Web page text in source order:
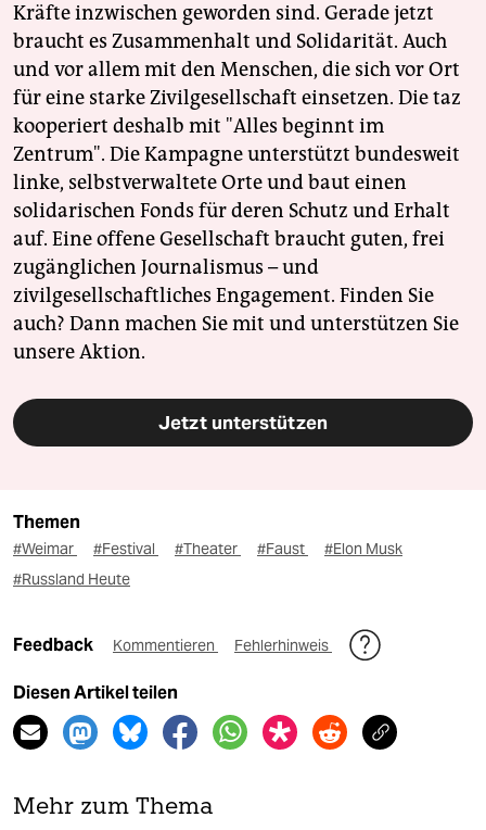
Kräfte inzwischen geworden sind. Gerade jetzt
braucht es Zusammenhalt und Solidarität. Auch
und vor allem mit den Menschen, die sich vor Ort
für eine starke Zivilgesellschaft einsetzen. Die taz
kooperiert deshalb mit "Alles beginnt im
Zentrum". Die Kampagne unterstützt bundesweit
linke, selbstverwaltete Orte und baut einen
solidarischen Fonds für deren Schutz und Erhalt
auf. Eine offene Gesellschaft braucht guten, frei
zugänglichen Journalismus – und
zivilgesellschaftliches Engagement. Finden Sie
auch? Dann machen Sie mit und unterstützen Sie
unsere Aktion.
Jetzt unterstützen
Themen
#Weimar #Festival #Theater #Faust
#Elon Musk
#Russland Heute
Feedback Kommentieren Fehlerhinweis
Diesen Artikel teilen
Mehr zum Thema